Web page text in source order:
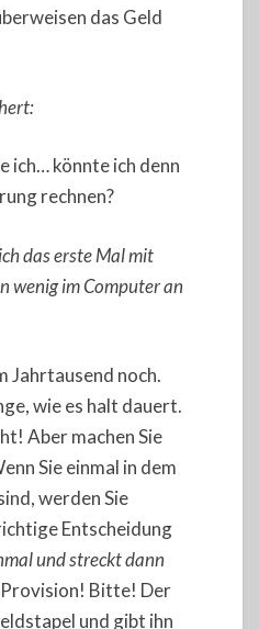
das Geld
ich… könnte ich denn
rechnen?
das erste Mal mit
wenig im Computer an
Jahrtausend noch.
wie es halt dauert.
Aber machen Sie
Sie einmal in dem
werden Sie
Entscheidung
und streckt dann
Bitte! Der
und gibt ihn